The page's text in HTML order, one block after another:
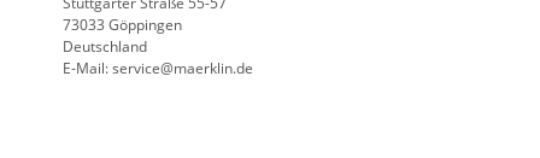
73033 Göppingen
Deutschland
E-Mail: service@maerklin.de